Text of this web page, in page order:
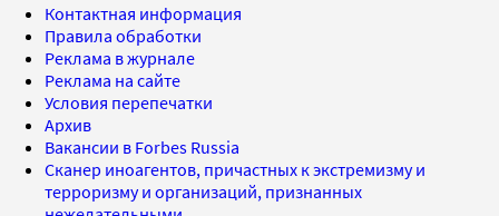
Контактная информация
Правила обработки
Реклама в журнале
Реклама на сайте
Условия перепечатки
Архив
Вакансии в Forbes Russia
Сканер иноагентов, причастных к экстремизму и
терроризму и организаций, признанных